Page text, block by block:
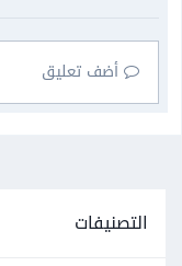
أضف تعليق
التصنيفات